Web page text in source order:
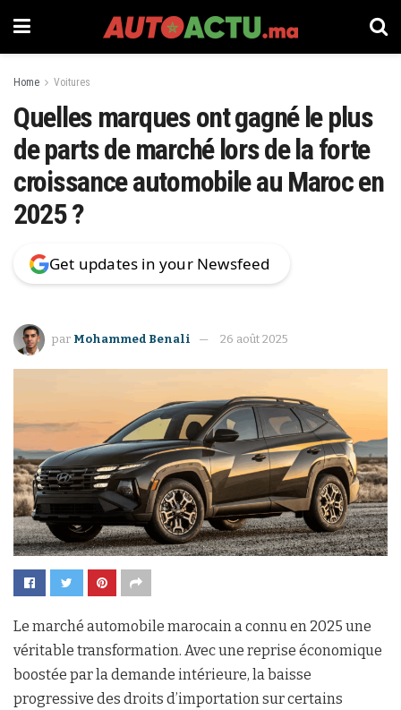
Home Voitures
Quelles marques ont gagné le plus
de parts de marché lors de la forte
croissance automobile au Maroc en
2025 ?
Get updates in your Newsfeed
par Mohammed Benali 26 août 2025
Le marché automobile marocain a connu en 2025 une
véritable transformation. Avec une reprise économique
boostée par la demande intérieure, la baisse
progressive des droits d’importation sur certains